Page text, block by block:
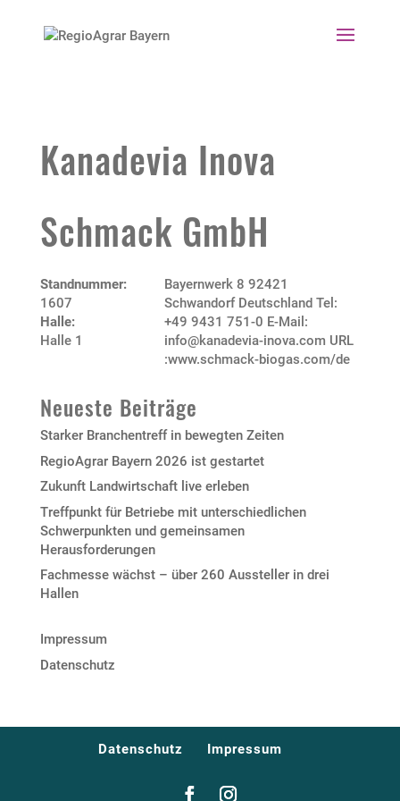
Kanadevia Inova
Schmack GmbH
Standnummer:
1607
Halle:
Halle 1
Bayernwerk 8 92421
Schwandorf Deutschland Tel:
+49 9431 751-0 E-Mail:
info@kanadevia-inova.com URL
:www.schmack-biogas.com/de
Neueste Beiträge
Starker Branchentreff in bewegten Zeiten
RegioAgrar Bayern 2026 ist gestartet
Zukunft Landwirtschaft live erleben
Treffpunkt für Betriebe mit unterschiedlichen
Schwerpunkten und gemeinsamen
Herausforderungen
Fachmesse wächst – über 260 Aussteller in drei
Hallen
Impressum
Datenschutz
Datenschutz Impressum